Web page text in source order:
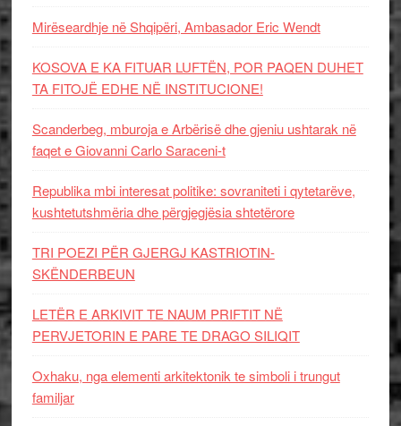
Mirëseardhje në Shqipëri, Ambasador Eric Wendt
KOSOVA E KA FITUAR LUFTËN, POR PAQEN DUHET
TA FITOJË EDHE NË INSTITUCIONE!
Scanderbeg, mburoja e Arbërisë dhe gjeniu ushtarak në
faqet e Giovanni Carlo Saraceni-t
Republika mbi interesat politike: sovraniteti i qytetarëve,
kushtetutshmëria dhe përgjegjësia shtetërore
TRI POEZI PËR GJERGJ KASTRIOTIN-
SKËNDERBEUN
LETËR E ARKIVIT TE NAUM PRIFTIT NË
PERVJETORIN E PARE TE DRAGO SILIQIT
Oxhaku, nga elementi arkitektonik te simboli i trungut
familjar